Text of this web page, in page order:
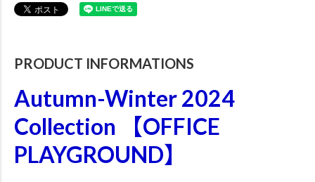
PRODUCT INFORMATIONS
Autumn-Winter 2024
Collection 【OFFICE
PLAYGROUND】